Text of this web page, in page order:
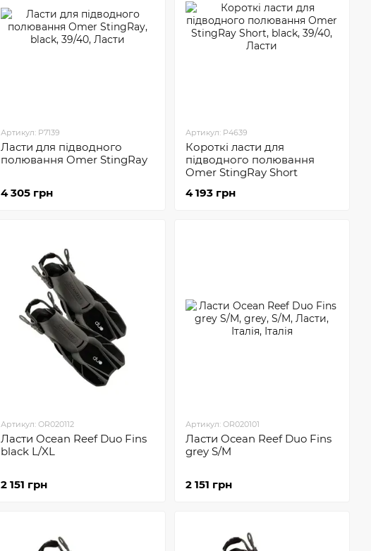
Артикул: P7139
Ласти для підводного
полювання Omer StingRay
4 305 грн
Артикул: P4639
Короткі ласти для
підводного полювання
Omer StingRay Short
4 193 грн
Артикул: OR020112
Ласти Ocean Reef Duo Fins
black L/XL
2 151 грн
Артикул: OR020101
Ласти Ocean Reef Duo Fins
grey S/M
2 151 грн